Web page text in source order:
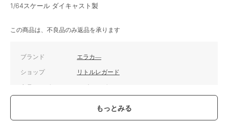
1/64スケール ダイキャスト製
この商品は、不良品のみ返品を承ります
ブランド エラカ―
ショップ リトルレガード
商品カテゴリ ホビー・ゲーム
デルカー